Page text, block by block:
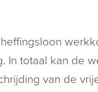
In totaal kan de
van de